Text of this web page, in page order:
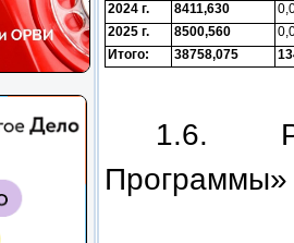
2024 г.
8411,630
2025 г.
8500,560
Итого:
38758,075
1.6.
Программы»